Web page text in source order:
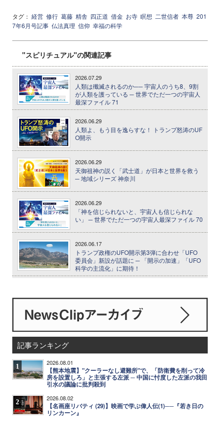
タグ： 経営 修行 葛藤 精舎 四正道 借金 お寺 瞑想 二世信者 本尊 201
7年6月号記事 仏法真理 信仰 幸福の科学
"スピリチュアル"の関連記事
2026.07.29
人類は殲滅されるのか── 宇宙人のうち8、9割
が人類を護っている ─ 世界でただ一つの宇宙人
最深ファイル 71
2026.06.29
人類よ、もう目を逸らすな！ トランプ怒涛のUF
O開示
2026.06.29
天御祖神の説く「武士道」が日本と世界を救う
─ 地域シリーズ 神奈川
2026.06.29
「神を信じられないと、宇宙人も信じられな
い」 ─ 世界でただ一つの宇宙人最深ファイル 70
2026.06.17
トランプ政権のUFO開示第3弾に合わせ「UFO
委員会」新設が話題に ─ 「開示の加速」「UFO
科学の主流化」に期待！
記事ランキング
1 2026.08.01
【熊本地震】"クーラーなし避難所"で、「防衛費を削って冷
房を設置しろ」と主張する左派 ─ 中国に忖度した左派の我田
引水の議論に批判殺到
2 2026.08.02
【名画座リバティ (29)】映画で学ぶ偉人伝(1)──『若き日の
リンカーン』